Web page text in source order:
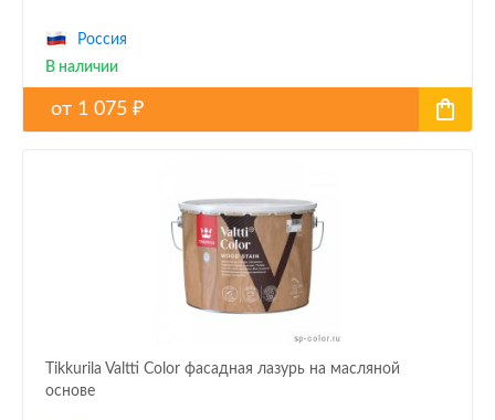
Россия
В наличии
от 1 075 ₽
Tikkurila Valtti Color фасадная лазурь на масляной
основе